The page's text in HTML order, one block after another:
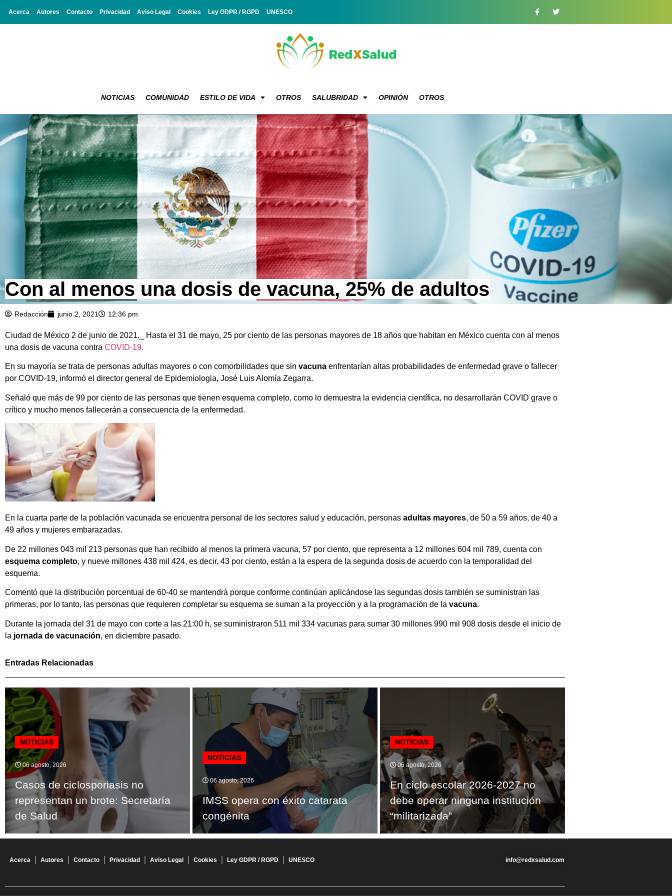
Acerca Autores Contacto Privacidad Aviso Legal Cookies Ley GDPR / RGPD UNESCO
NOTICIAS COMUNIDAD ESTILO DE VIDA OTROS SALUBRIDAD OPINIÓN OTROS
Con al menos una dosis de vacuna, 25% de adultos
Redacción junio 2, 2021 12:36 pm
Ciudad de México 2 de junio de 2021._ Hasta el 31 de mayo, 25 por ciento de las personas mayores de 18 años que habitan en México cuenta con al menos
una dosis de vacuna contra COVID-19.
En su mayoría se trata de personas adultas mayores o con comorbilidades que sin vacuna enfrentarían altas probabilidades de enfermedad grave o fallecer
por COVID-19, informó el director general de Epidemiologia, José Luis Alomía Zegarra.
Señaló que más de 99 por ciento de las personas que tienen esquema completo, como lo demuestra la evidencia científica, no desarrollarán COVID grave o
crítico y mucho menos fallecerán a consecuencia de la enfermedad.
En la cuarta parte de la población vacunada se encuentra personal de los sectores salud y educación, personas adultas mayores, de 50 a 59 años, de 40 a
49 años y mujeres embarazadas.
De 22 millones 043 mil 213 personas que han recibido al menos la primera vacuna, 57 por ciento, que representa a 12 millones 604 mil 789, cuenta con
esquema completo, y nueve millones 438 mil 424, es decir, 43 por ciento, están a la espera de la segunda dosis de acuerdo con la temporalidad del
esquema.
Comentó que la distribución porcentual de 60-40 se mantendrá porque conforme continúan aplicándose las segundas dosis también se suministran las
primeras, por lo tanto, las personas que requieren completar su esquema se suman a la proyección y a la programación de la vacuna.
Durante la jornada del 31 de mayo con corte a las 21:00 h, se suministraron 511 mil 334 vacunas para sumar 30 millones 990 mil 908 dosis desde el inicio de
la jornada de vacunación, en diciembre pasado.
Entradas Relacionadas
NOTICIAS
06 agosto, 2026
Casos de ciclosporiasis no
representan un brote: Secretaría
de Salud
NOTICIAS
06 agosto, 2026
IMSS opera con éxito catarata
congénita
NOTICIAS
06 agosto, 2026
En ciclo escolar 2026-2027 no
debe operar ninguna institución
“militarizada”
Acerca Autores Contacto Privacidad Aviso Legal Cookies Ley GDPR / RGPD UNESCO info@redxsalud.com